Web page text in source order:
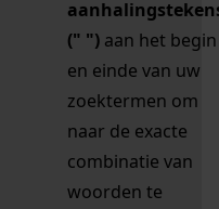
(" ") aan het begin
en einde van uw
zoektermen om
naar de exacte
combinatie van
woorden te